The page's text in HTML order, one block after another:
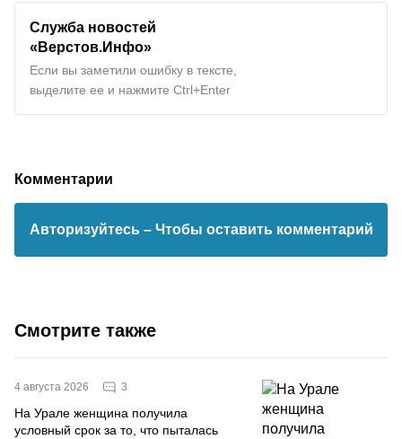
Служба новостей
«Верстов.Инфо»
Если вы заметили ошибку в тексте,
выделите ее и нажмите Ctrl+Enter
Комментарии
Авторизуйтесь – Чтобы оставить комментарий
Смотрите также
4 августа 2026 3
На Урале женщина получила
условный срок за то, что пыталась